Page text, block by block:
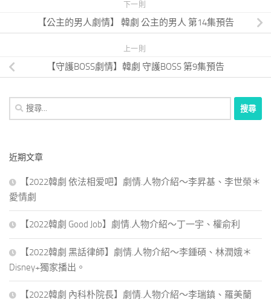
下一則
【公主的男人劇情】 韓劇 公主的男人 第14集預告
上一則
【守護BOSS劇情】韓劇 守護BOSS 第9集預告
搜
尋
字:
近期文章
【2022韓劇 依法相爱吧】劇情.人物介紹～李昇基、李世榮＊
愛情劇
【2022韓劇 Good Job】劇情.人物介紹～丁一宇、權俞利
【2022韓劇 黑話律師】劇情.人物介紹～李鍾碩、林潤娥＊
Disney+獨家播出。
【2022韓劇 內科朴院長】劇情.人物介紹～李瑞鎮、羅美蘭